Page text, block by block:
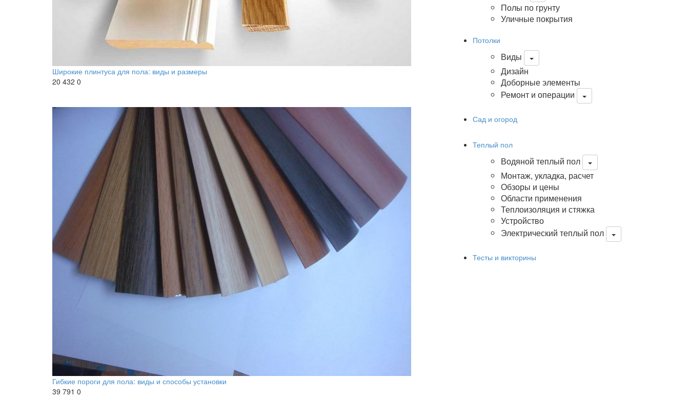
Широкие плинтуса для пола: виды и размеры
20 432 0
Гибкие пороги для пола: виды и способы установки
39 791 0
Полы по грунту
Уличные покрытия
Потолки
Виды
Дизайн
Доборные элементы
Ремонт и операции
Сад и огород
Теплый пол
Водяной теплый пол
Монтаж, укладка, расчет
Обзоры и цены
Области применения
Теплоизоляция и стяжка
Устройство
Электрический теплый пол
Тесты и викторины